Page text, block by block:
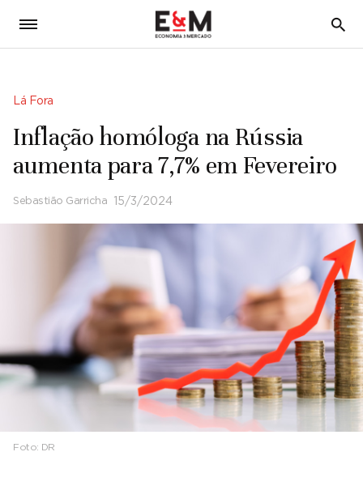
5
Lá Fora
Inflação homóloga na Rússia
aumenta para 7,7% em Fevereiro
Sebastião Garricha 15/3/2024
Foto: DR